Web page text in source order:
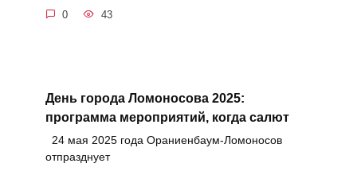
0 43
День города Ломоносова 2025:
программа мероприятий, когда салют
24 мая 2025 года Ораниенбаум-Ломоносов
отпразднует